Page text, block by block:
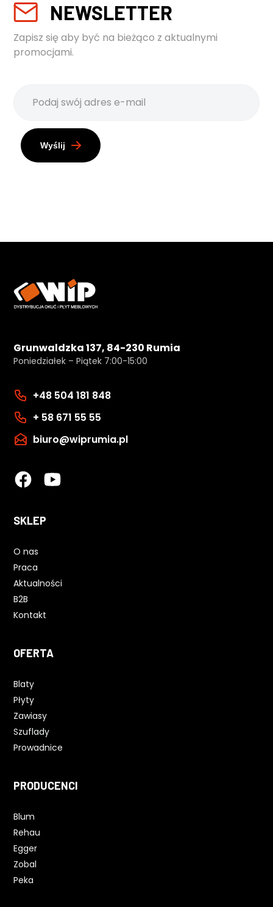
NEWSLETTER
Zapisz się aby być na bieżąco z aktualnymi
promocjami.
Wyślij
Grunwaldzka 137, 84-230 Rumia
Poniedziałek – Piątek 7:00-15:00
+48 504 181 848
+ 58 671 55 55
biuro@wiprumia.pl
SKLEP
O nas
Praca
Aktualności
B2B
Kontakt
OFERTA
Blaty
Płyty
Zawiasy
Szuflady
Prowadnice
PRODUCENCI
Blum
Rehau
Egger
Zobal
Peka